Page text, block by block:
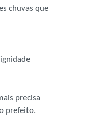
chuvas que
precisa
prefeito.